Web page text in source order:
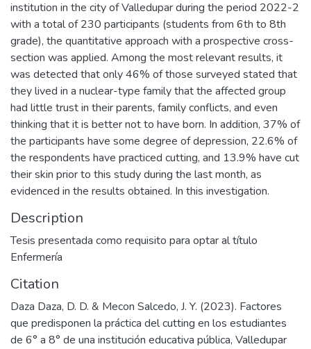
institution in the city of Valledupar during the period 2022-2
with a total of 230 participants (students from 6th to 8th
grade), the quantitative approach with a prospective cross-
section was applied. Among the most relevant results, it
was detected that only 46% of those surveyed stated that
they lived in a nuclear-type family that the affected group
had little trust in their parents, family conflicts, and even
thinking that it is better not to have born. In addition, 37% of
the participants have some degree of depression, 22.6% of
the respondents have practiced cutting, and 13.9% have cut
their skin prior to this study during the last month, as
evidenced in the results obtained. In this investigation.
Description
Tesis presentada como requisito para optar al título
Enfermería
Citation
Daza Daza, D. D. & Mecon Salcedo, J. Y. (2023). Factores
que predisponen la práctica del cutting en los estudiantes
de 6° a 8° de una institución educativa pública, Valledupar